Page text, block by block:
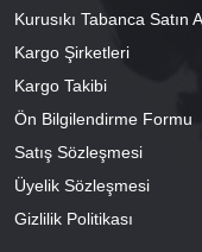
Kurusıkı Tabanca Satın
Kargo Şirketleri
Kargo Takibi
Ön Bilgilendirme Formu
Satış Sözleşmesi
Üyelik Sözleşmesi
Gizlilik Politikası